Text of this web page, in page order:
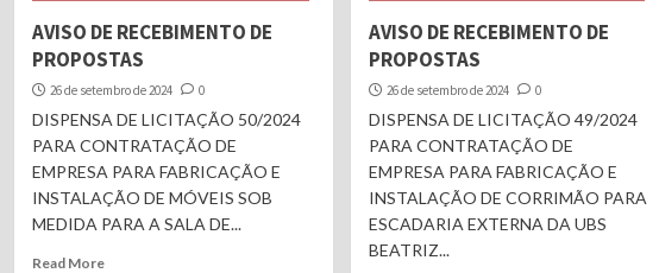
AVISO DE RECEBIMENTO DE
PROPOSTAS
26 de setembro de 2024 0
DISPENSA DE LICITAÇÃO 50/2024
PARA CONTRATAÇÃO DE
EMPRESA PARA FABRICAÇÃO E
INSTALAÇÃO DE MÓVEIS SOB
MEDIDA PARA A SALA DE...
Read More
AVISO DE RECEBIMENTO DE
PROPOSTAS
26 de setembro de 2024 0
DISPENSA DE LICITAÇÃO 49/2024
PARA CONTRATAÇÃO DE
EMPRESA PARA FABRICAÇÃO E
INSTALAÇÃO DE CORRIMÃO PARA
ESCADARIA EXTERNA DA UBS
BEATRIZ...